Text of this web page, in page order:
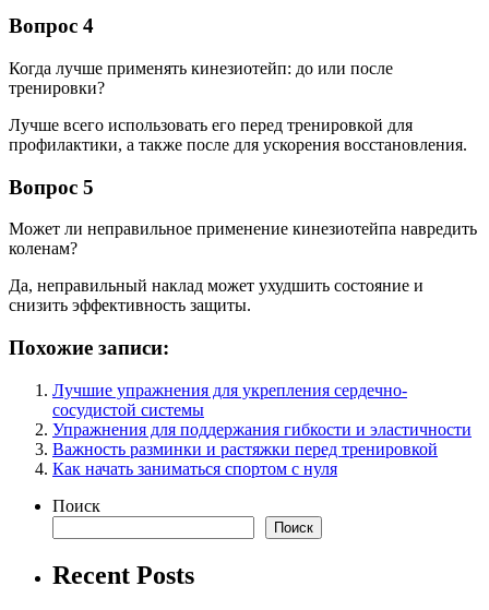
Вопрос 4
Когда лучше применять кинезиотейп: до или после
тренировки?
Лучше всего использовать его перед тренировкой для
профилактики, а также после для ускорения восстановления.
Вопрос 5
Может ли неправильное применение кинезиотейпа навредить
коленам?
Да, неправильный наклад может ухудшить состояние и
снизить эффективность защиты.
Похожие записи:
Лучшие упражнения для укрепления сердечно-
сосудистой системы
Упражнения для поддержания гибкости и эластичности
Важность разминки и растяжки перед тренировкой
Как начать заниматься спортом с нуля
Поиск
Поиск
Recent Posts